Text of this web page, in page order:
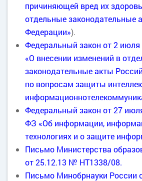
причиняющей вред их
отдельные законодательные
Федерации»).
Федеральный закон от 2
«О внесении изменений в
законодательные акты
по вопросам защиты
Федеральный закон от 27
ФЗ «Об информации,
технологиях и о защите
Письмо Министерства
от 25.12.13 № НТ1338/08.
Письмо Минобрнауки России